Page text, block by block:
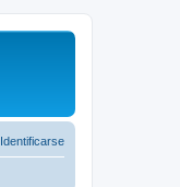
Identificarse